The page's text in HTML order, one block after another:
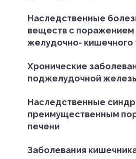
Наследственные
веществ с поражением
желудочно- кишечного
Хронические
поджелудочной
Наследственные
преимущественным
печени
Заболевания